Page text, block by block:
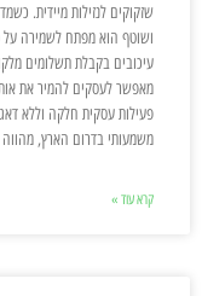
שזקוקים לנזילות מיידית.
ושוטף הוא מפתח לשמירה על
עיכובים בקבלת תשלומים
מאפשר לעסקים להמיר את
פעילות עסקית חלקה וללא
משמעותי בדרום הארץ, מהווה
קרא עוד »